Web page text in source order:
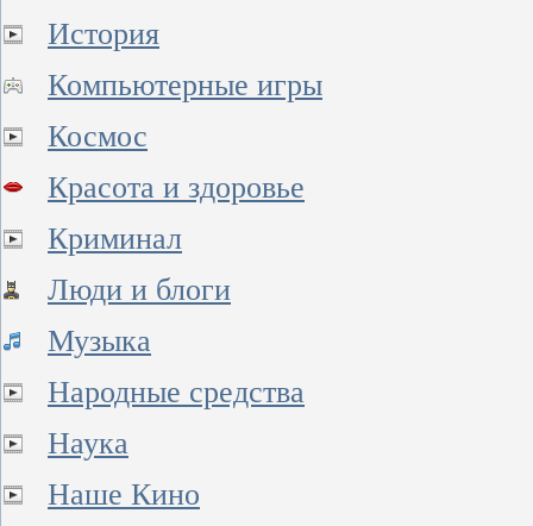
История
Компьютерные игры
Космос
Красота и здоровье
Криминал
Люди и блоги
Музыка
Народные средства
Наука
Наше Кино